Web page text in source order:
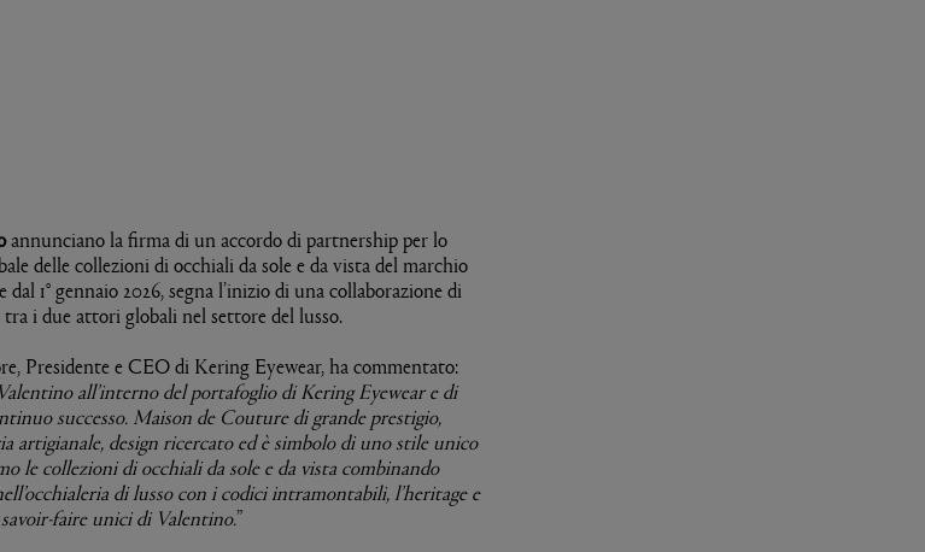
annunciano la firma di un accordo di partnership per lo
delle collezioni di occhiali da sole e da vista del marchio
1° gennaio 2026, segna l’inizio di una collaborazione di
i due attori globali nel settore del lusso.
Presidente e CEO di Kering Eyewear, ha commentato:
all’interno del portafoglio di Kering Eyewear e di
successo. Maison de Couture di grande prestigio,
artigianale, design ricercato ed è simbolo di uno stile unico
le collezioni di occhiali da sole e da vista combinando
di lusso con i codici intramontabili, l’heritage e
faire unici di Valentino.”